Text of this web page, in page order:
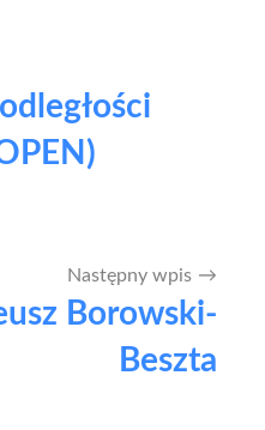
Następny wpis
Borowski-
Beszta